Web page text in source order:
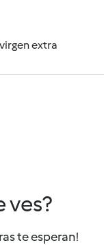
extra
ves?
te esperan!